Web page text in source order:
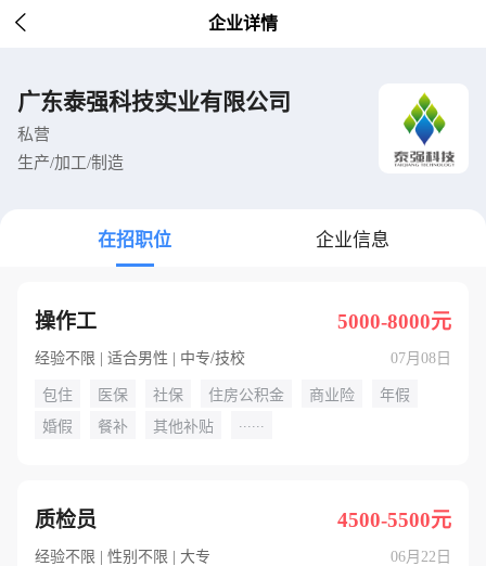
 企业详情
广东泰强科技实业有限公司
私营
生产/加工/制造
在招职位 企业信息
操作工 5000-8000元
经验不限 | 适合男性 | 中专/技校 07月08日
包住 医保 社保 住房公积金 商业险
年假
婚假
餐补 其他补贴 ......
质检员 4500-5500元
经验不限 | 性别不限 | 大专 06月22日